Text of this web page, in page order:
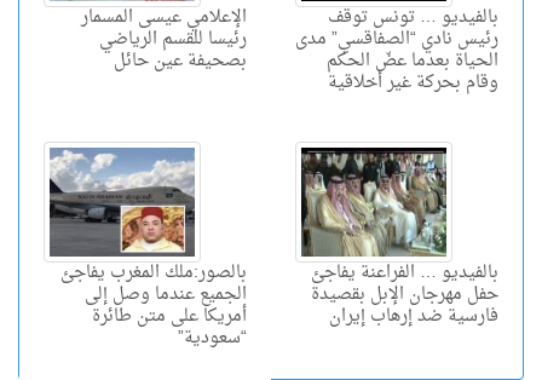
الإعلامي عيسى المسمار
رئيسا للقسم الرياضي
بصحيفة عين حائل
بالفيديو … تونس توقف
رئيس نادي “الصفاقسي” مدى
الحياة بعدما عضّ الحكم
وقام بحركة غير أخلاقية
بالصور:ملك المغرب يفاجئ
الجميع عندما وصل إلى
أمريكا على متن طائرة
“سعودية”
بالفيديو … الفراعنة يفاجئ
حفل مهرجان الإبل بقصيدة
فارسية ضد إرهاب إيران